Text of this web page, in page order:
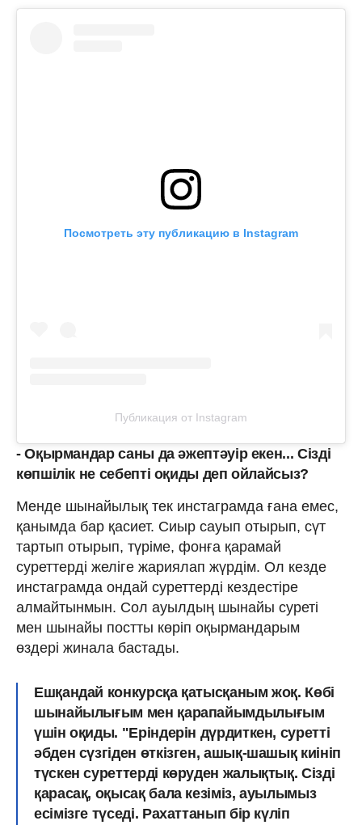
Посмотреть эту публикацию в Instagram
Публикация от Instagram
- Оқырмандар саны да әжептәуір екен... Сізді
көпшілік не себепті оқиды деп ойлайсыз?
Менде шынайылық тек инстаграмда ғана емес,
қанымда бар қасиет. Сиыр сауып отырып, сүт
тартып отырып, түріме, фонға қарамай
суреттерді желіге жариялап жүрдім. Ол кезде
инстаграмда ондай суреттерді кездестіре
алмайтынмын. Сол ауылдың шынайы суреті
мен шынайы постты көріп оқырмандарым
өздері жинала бастады.
Ешқандай конкурсқа қатысқаным жоқ. Көбі
шынайылығым мен қарапайымдылығым
үшін оқиды. "Еріндерін дүрдиткен, суретті
әбден сүзгіден өткізген, ашық-шашық киініп
түскен суреттерді көруден жалықтық. Сізді
қарасақ, оқысақ бала кезіміз, ауылымыз
есімізге түседі. Рахаттанып бір күліп